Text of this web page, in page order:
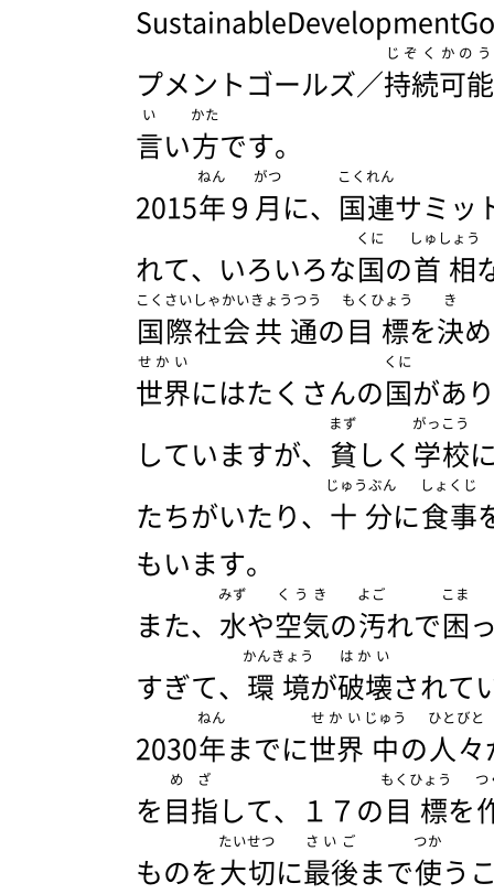
プメントゴールズ／持続
じぞく
可能
かのう
言
い
い方
かた
です。
2015年
ねん
９ 月
がつ
に、 国連
こくれん
サミッ
れて、いろいろな国
くに
の首相
しゅしょう
国際
こくさい
社会
しゃかい
共通
きょうつう
の目標
もくひょう
を決
き
世界
せかい
にはたくさんの国
くに
があ
していますが、 貧
まず
しく 学校
がっこう
たちがいたり、 十分
じゅうぶん
に食事
しょくじ
もいます。
また、 水
みず
や空気
くうき
の汚
よご
れで困
こま
すぎて、 環境
かんきょう
が破壊
はかい
されて
2030年
ねん
までに世界
せかい
中
じゅう
の人々
ひとびと
を目指
めざ
して、１７の目標
もくひょう
を
つ
ものを大切
たいせつ
に最後
さいご
まで使
つか
う